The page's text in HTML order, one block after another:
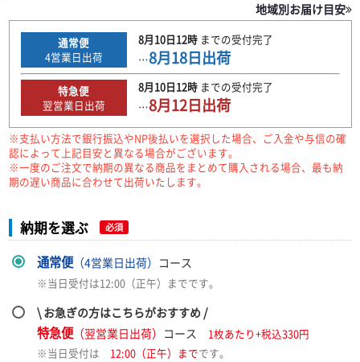
地域別お届け目安
通常便
4営業日出荷
8月10日12時までの受付完了
…8月18日出荷
特急便
翌営業日出荷
8月10日12時までの受付完了
…8月12日出荷
※支払い方法で銀行振込やNP後払いを選択した場合、ご入金や与信の確
認によって上記目安と異なる場合がございます。
※一度のご注文で納期の異なる商品をまとめて購入される場合、最も納
期の遅い商品に合わせて出荷いたします。
納期を選ぶ 必須
通常便（4営業日出荷） コース
※当日受付は12:00（正午）までです。
\ お急ぎの方はこちらがおすすめ /
特急便（翌営業日出荷） コース
1枚あたり+税込330円
※当日受付は 12:00（正午）までです。